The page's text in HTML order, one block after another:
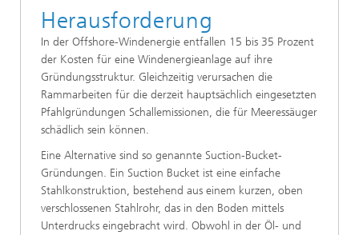
Herausforderung
In der Offshore-Windenergie entfallen 15 bis 35 Prozent
der Kosten für eine Windenergieanlage auf ihre
Gründungsstruktur. Gleichzeitig verursachen die
Rammarbeiten für die derzeit hauptsächlich eingesetzten
Pfahlgründungen Schallemissionen, die für Meeressäuger
schädlich sein können.
Eine Alternative sind so genannte Suction-Bucket-
Gründungen. Ein Suction Bucket ist eine einfache
Stahlkonstruktion, bestehend aus einem kurzen, oben
verschlossenen Stahlrohr, das in den Boden mittels
Unterdrucks eingebracht wird. Obwohl in der Öl- und